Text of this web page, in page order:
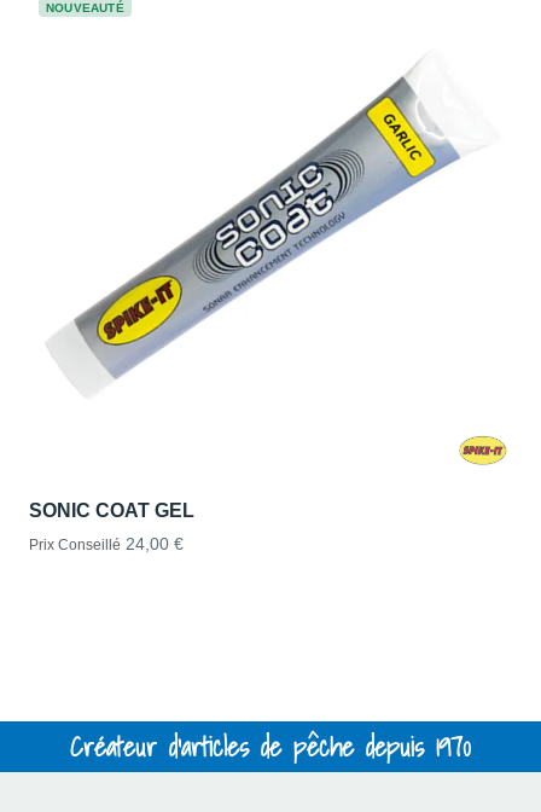
NOUVEAUTÉ
SONIC COAT GEL
Prix Conseillé 24,00 €
Créateur d'articles de pêche depuis 1970